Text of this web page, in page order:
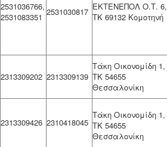
2531036766,
2531083351 2531030817 ΕΚΤΕΝΕΠΟΛ Ο.Τ. 6,
ΤΚ 69132 Κομοτηνή
2313309202 2313309139
Τάκη Οικονομίδη 1,
ΤΚ 54655
Θεσσαλονίκη
2313309426 2310418045
Τάκη Οικονομίδη 1,
ΤΚ 54655
Θεσσαλονίκη